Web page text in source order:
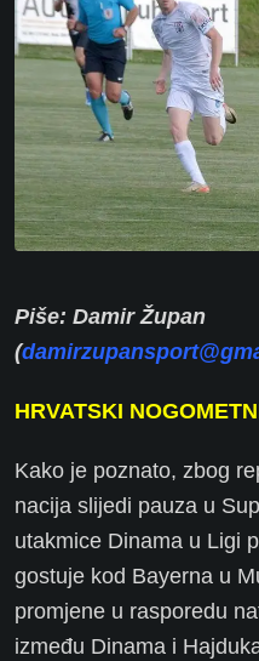
Piše: Damir Župan
(
HRVATSKI
Kako je poznato, zbog
nacija slijedi pauza u
utakmice Dinama u Ligi
gostuje kod Bayerna u
promjene u rasporedu
između Dinama i